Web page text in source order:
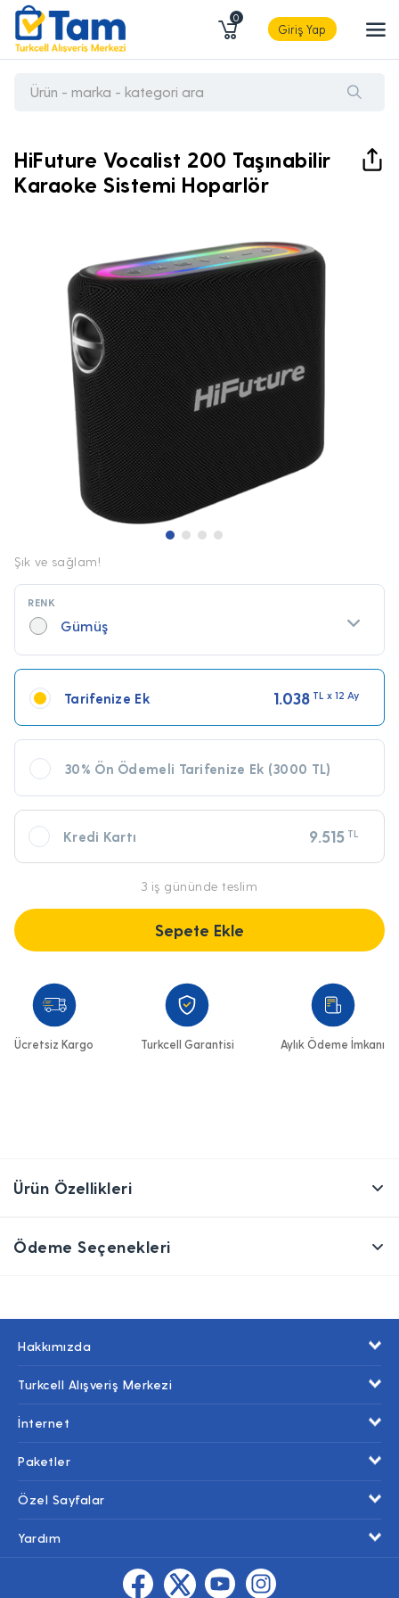
0
Giriş Yap
HiFuture Vocalist 200 Taşınabilir
Karaoke Sistemi Hoparlör
Şık ve sağlam!
RENK
Gümüş
Tarifenize Ek 1.038 TL x 12 Ay
30% Ön Ödemeli Tarifenize Ek (3000 TL)
710,50
Kredi Kartı 9.515 TL
3 iş gününde teslim
Sepete Ekle
Ücretsiz Kargo Turkcell Garantisi Aylık Ödeme İmkanı
Ürün Özellikleri
Ödeme Seçenekleri
Hakkımızda
Turkcell Alışveriş Merkezi
İnternet
Paketler
Özel Sayfalar
Yardım